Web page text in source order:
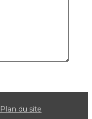
Plan du site